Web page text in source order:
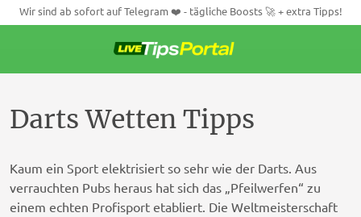
Wir sind ab sofort auf Telegram ❤️ - tägliche Boosts 🚀 + extra Tipps!
Inhalt
Darts Wetten Tipps
Kaum ein Sport elektrisiert so sehr wie der Darts. Aus
verrauchten Pubs heraus hat sich das „Pfeilwerfen“ zu
einem echten Profisport etabliert. Die Weltmeisterschaft